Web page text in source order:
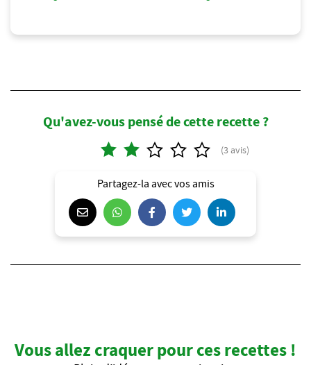
Qu'avez-vous pensé de cette recette ?
Partagez-la avec vos amis
Vous allez craquer pour ces recettes !